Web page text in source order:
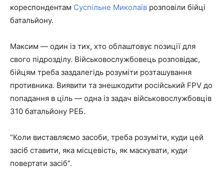
кореспондентам Суспільне Миколаїв розповіли бійці
батальйону.
Максим — один із тих, хто облаштовує позиції для
свого підрозділу. Військовослужбовець розповідає,
бійцям треба заздалегідь розуміти розташування
противника. Виявити та знешкодити російський FPV до
попадання в ціль — одна із задач військовослужбовців
310 батальйону РЕБ.
“Коли виставляємо засоби, треба розуміти, куди цей
засіб ставити, яка місцевість, як маскувати, куди
повертати засіб”.